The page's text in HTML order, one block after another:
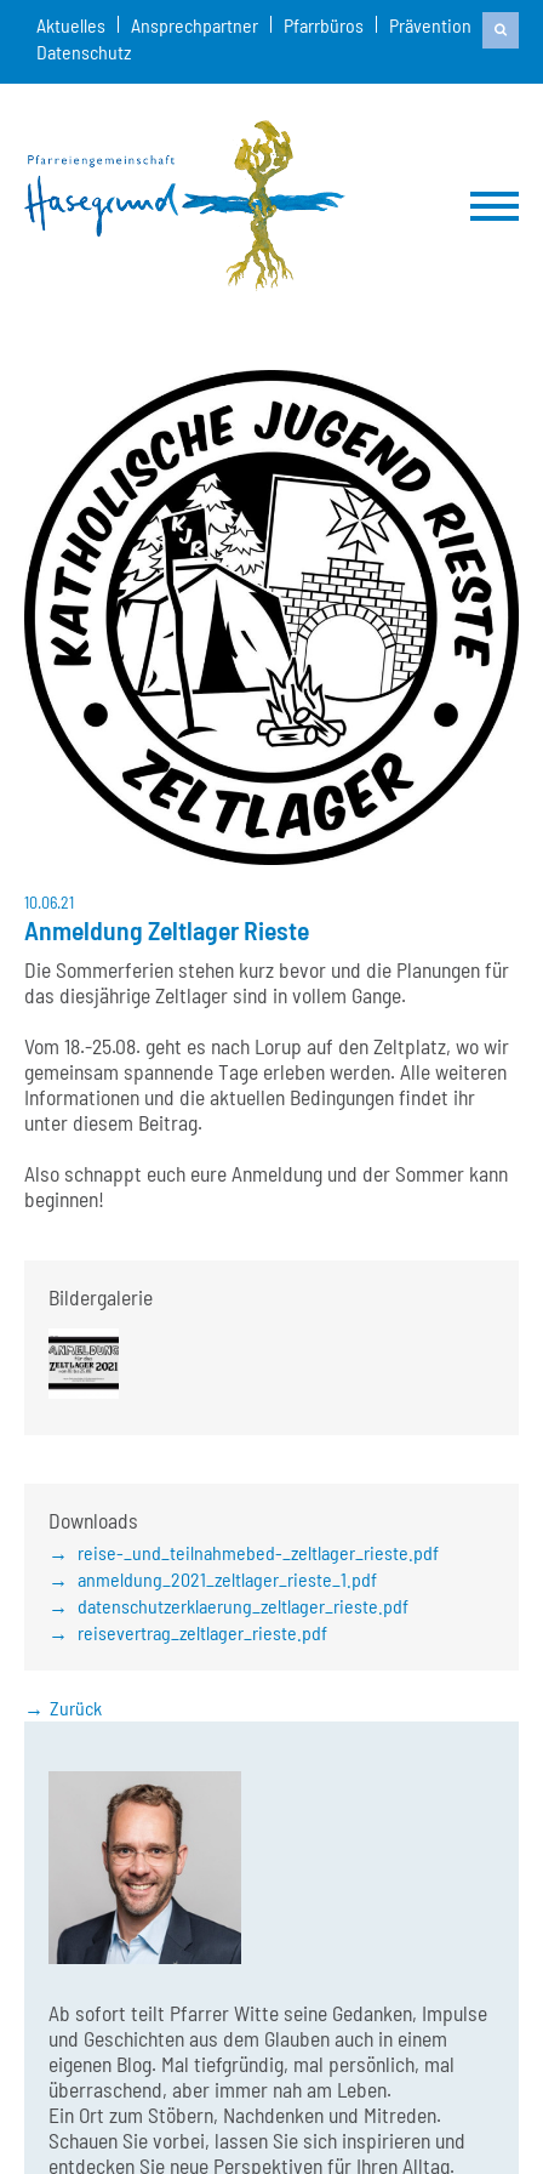
Aktuelles Ansprechpartner Pfarrbüros
Prävention
Datenschutz
10.06.21
Anmeldung Zeltlager Rieste
Die Sommerferien stehen kurz bevor und die Planungen für
das diesjährige Zeltlager sind in vollem Gange.
Vom 18.-25.08. geht es nach Lorup auf den Zeltplatz, wo wir
gemeinsam spannende Tage erleben werden. Alle weiteren
Informationen und die aktuellen Bedingungen findet ihr
unter diesem Beitrag.
Also schnappt euch eure Anmeldung und der Sommer kann
beginnen!
Bildergalerie
Downloads
reise-_und_teilnahmebed-_zeltlager_rieste.pdf
anmeldung_2021_zeltlager_rieste_1.pdf
datenschutzerklaerung_zeltlager_rieste.pdf
reisevertrag_zeltlager_rieste.pdf
Zurück
Ab sofort teilt Pfarrer Witte seine Gedanken, Impulse
und Geschichten aus dem Glauben auch in einem
eigenen Blog. Mal tiefgründig, mal persönlich, mal
überraschend, aber immer nah am Leben.
Ein Ort zum Stöbern, Nachdenken und Mitreden.
Schauen Sie vorbei, lassen Sie sich inspirieren und
entdecken Sie neue Perspektiven für Ihren Alltag.